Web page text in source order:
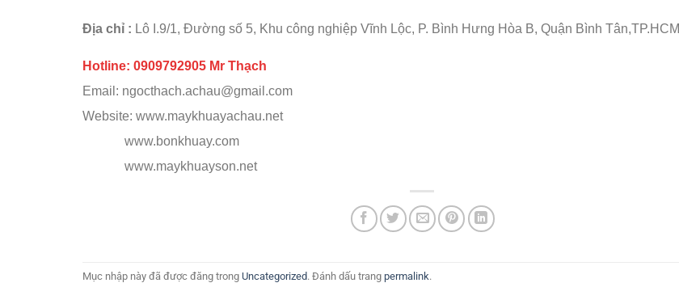
Địa chỉ : Lô I.9/1, Đường số 5, Khu công nghiệp Vĩnh Lộc, P. Bình Hưng Hòa B, Quận Bình Tân,TP.HCM
Hotline: 0909792905 Mr Thạch
Email: ngocthach.achau@gmail.com
Website: www.maykhuayachau.net
www.bonkhuay.com
www.maykhuayson.net
Mục nhập này đã được đăng trong Uncategorized. Đánh dấu trang permalink.